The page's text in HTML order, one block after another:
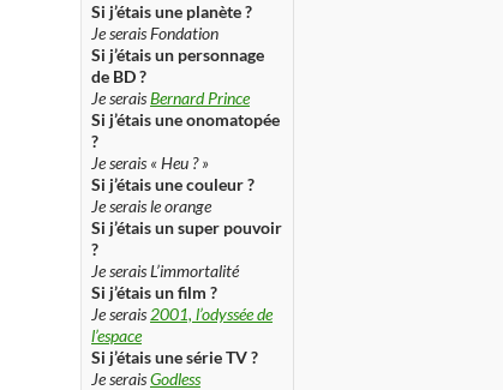
Si j’étais une planète ?
Je serais Fondation
Si j’étais un personnage
de BD ?
Je seraisBernard Prince
Si j’étais une onomatopée
?
Je serais « Heu ? »
Si j’étais une couleur ?
Je serais le orange
Si j’étais un super pouvoir
?
Je serais L’immortalité
Si j’étais un film ?
Je serais 2001, l’odyssée de
l’espace
Si j’étais une série TV ?
Je seraisGodless